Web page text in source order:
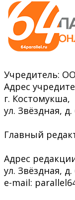
Учредитель:
Адрес
г. Костомукша,
ул. Звёздная, д.
Главный
Адрес
ул. Звёздная, д.
e-mail: